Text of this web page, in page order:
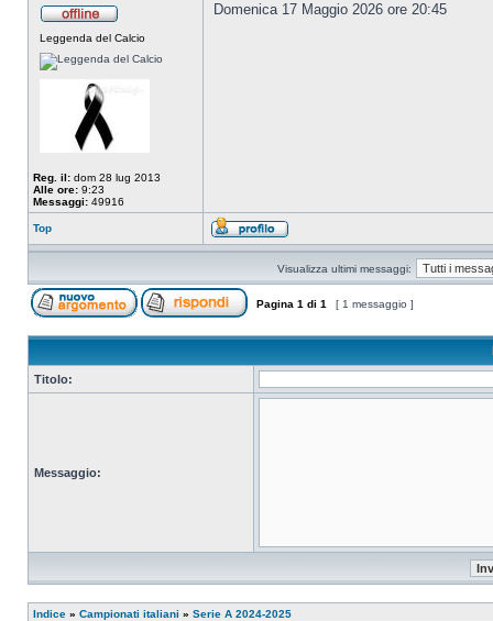
Leggenda del Calcio
Reg. il: dom 28 lug 2013
Alle ore: 9:23
Messaggi: 49916
Domenica 17 Maggio 2026 ore 20:45
Top
Visualizza ultimi messaggi:
Pagina 1 di 1 [ 1 messaggio ]
Titolo:
Messaggio:
Indice » Campionati italiani » Serie A 2024-2025